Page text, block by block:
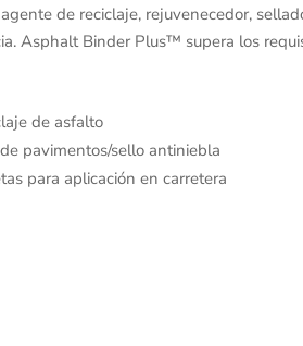
de reciclaje, rejuvenecedor,
Asphalt Binder Plus™ supera los
de asfalto
pavimentos/sello antiniebla
para aplicación en carretera